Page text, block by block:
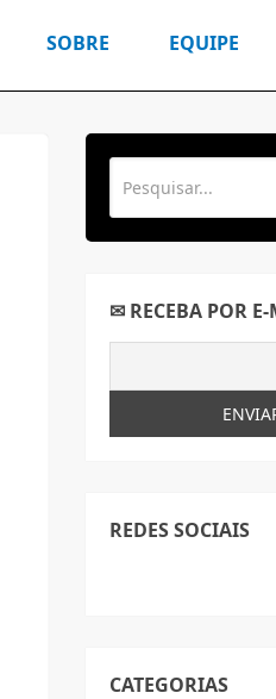
SOBRE EQUIPE
✉ RECEBA POR
REDES SOCIAIS
CATEGORIAS